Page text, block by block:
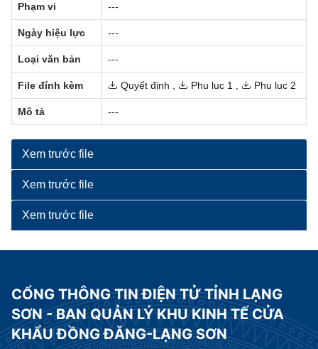
Phạm vi ---
Ngày hiệu lực ---
Loại văn bản ---
File đính kèm Quyết định Phu luc 1 Phu luc 2
Mô tả ---
Xem trước file
Xem trước file
Xem trước file
CỔNG THÔNG TIN ĐIỆN TỬ TỈNH LẠNG
SƠN - BAN QUẢN LÝ KHU KINH TẾ CỬA
KHẨU ĐỒNG ĐĂNG-LẠNG SƠN